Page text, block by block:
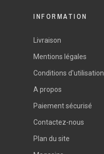
INFORMATION
Livraison
Mentions légales
Conditions d'utilisation
A propos
Paiement sécurisé
Contactez-nous
Plan du site